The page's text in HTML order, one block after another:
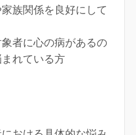
族関係を良好にして
者に心の病があるの
れている方